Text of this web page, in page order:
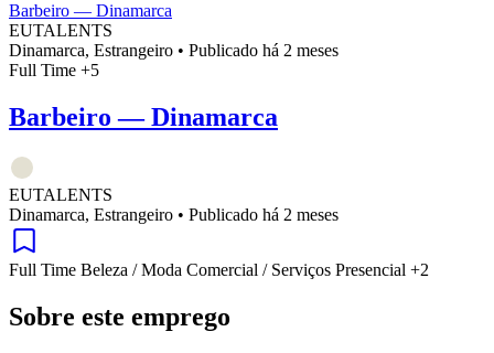
Barbeiro — Dinamarca
EUTALENTS
Dinamarca, Estrangeiro • Publicado há 2 meses
Full Time +5
Barbeiro — Dinamarca
EUTALENTS
Dinamarca, Estrangeiro • Publicado há 2 meses
Full Time Beleza / Moda Comercial / Serviços Presencial +2
Sobre este emprego